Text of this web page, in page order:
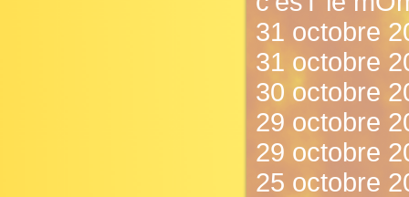
31 octobre
31 octobre
30 octobre
29 octobre
29 octobre
25 octobre